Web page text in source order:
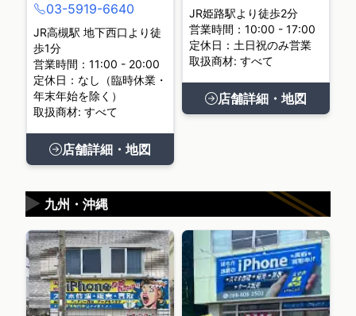
03-5919-6640
JR高槻駅 地下西口より徒
歩1分
営業時間：11:00 - 20:00
定休日：なし（臨時休業・
年末年始を除く）
取扱商材: すべて
店舗詳細・地図
JR姫路駅より徒歩2分
営業時間：10:00 - 17:00
定休日：土日祝のみ営業
取扱商材: すべて
店舗詳細・地図
九州・沖縄
▶